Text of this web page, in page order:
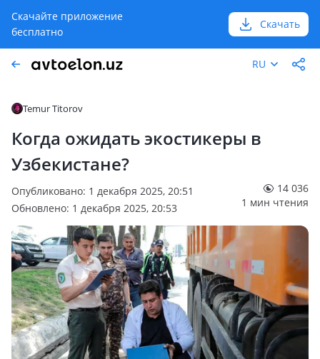
Скачайте приложение
бесплатно
Скачать
RU
Temur Titorov
Когда ожидать экостикеры в
Узбекистане?
Опубликовано: 1 декабря 2025, 20:51
Обновлено: 1 декабря 2025, 20:53
14 036
1 мин чтения